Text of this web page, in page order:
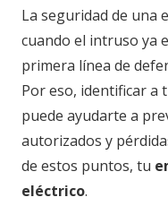
La seguridad de una
cuando el intruso ya
primera línea de
Por eso, identificar a
puede ayudarte a
autorizados y
de estos puntos, tu
eléctrico.